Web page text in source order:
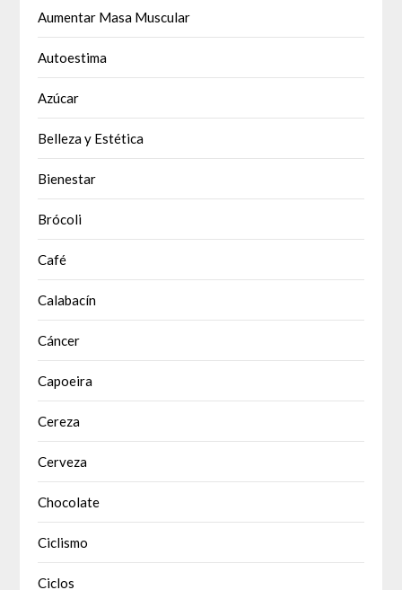
Aumentar Masa Muscular
Autoestima
Azúcar
Belleza y Estética
Bienestar
Brócoli
Café
Calabacín
Cáncer
Capoeira
Cereza
Cerveza
Chocolate
Ciclismo
Ciclos